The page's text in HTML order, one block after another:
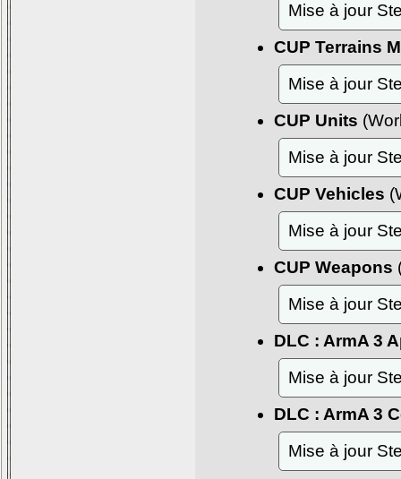
Mise à jour
CUP Terrains
Mise à jour
CUP Units
Mise à jour
CUP Vehicles
Mise à jour
CUP Weapons
Mise à jour
DLC : ArmA 3
Mise à jour
DLC : ArmA 3
Mise à jour